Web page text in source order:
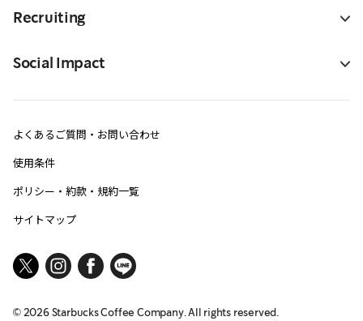
Recruiting
Social Impact
よくあるご質問・お問い合わせ
使用条件
ポリシー・約款・規約一覧
サイトマップ
© 2026Starbucks Coffee Company. All rights reserved.